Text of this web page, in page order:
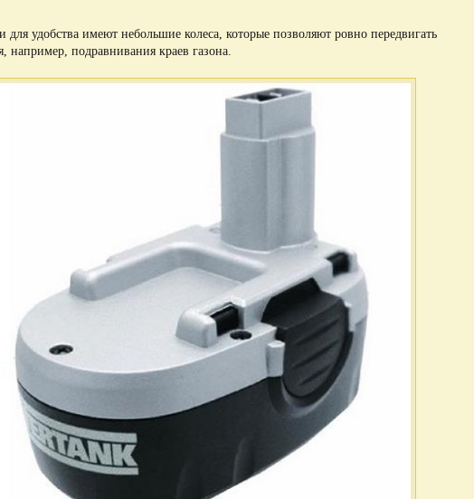
для удобства имеют небольшие колеса, которые позволяют ровно передвигать
например, подравнивания краев газона.